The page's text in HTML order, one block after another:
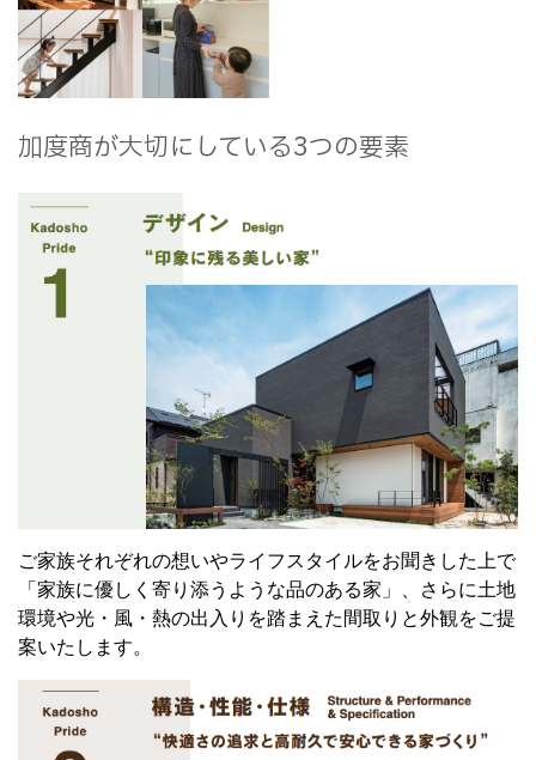
加度商が大切にしている3つの要素
ご家族それぞれの想いやライフスタイルをお聞きした上で
「家族に優しく寄り添うような品のある家」、さらに土地
環境や光・風・熱の出入りを踏まえた間取りと外観をご提
案いたします。